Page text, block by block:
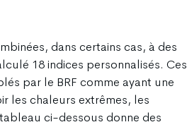
dans certains cas, à des
18 indices personnalisés. Ces
par le BRF comme ayant une
les chaleurs extrêmes, les
ci-dessous donne des